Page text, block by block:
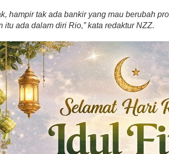
hampir tak ada bankir yang mau berubah
itu ada dalam diri Rio,” kata redaktur NZZ.